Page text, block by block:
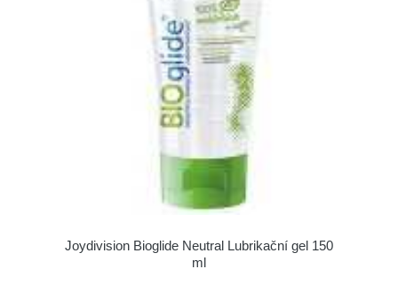
Joydivision Bioglide Neutral Lubrikační gel 150
ml